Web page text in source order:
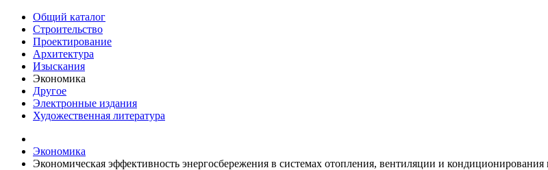
Общий каталог
Строительство
Проектирование
Архитектура
Изыскания
Экономика
Другое
Электронные издания
Художественная литература
Экономика
Экономическая эффективность энергосбережения в системах отопления, вентиляции и кондиционирования